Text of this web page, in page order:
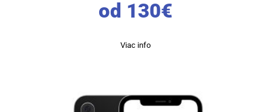
od 130€
Viac info